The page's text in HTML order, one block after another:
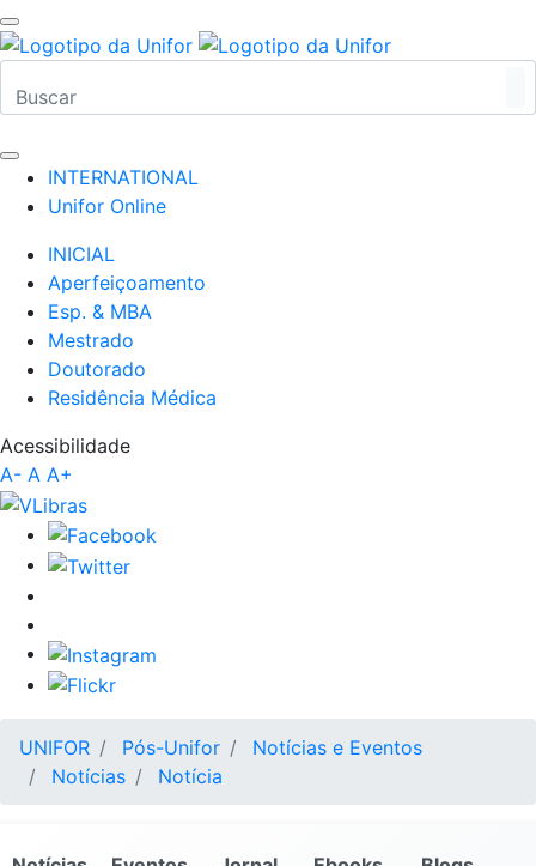
INTERNATIONAL
Unifor Online
INICIAL
Aperfeiçoamento
Esp. & MBA
Mestrado
Doutorado
Residência Médica
Acessibilidade
A- A A+
UNIFOR Pós-Unifor
Notícias e Eventos
Notícias
Notícia